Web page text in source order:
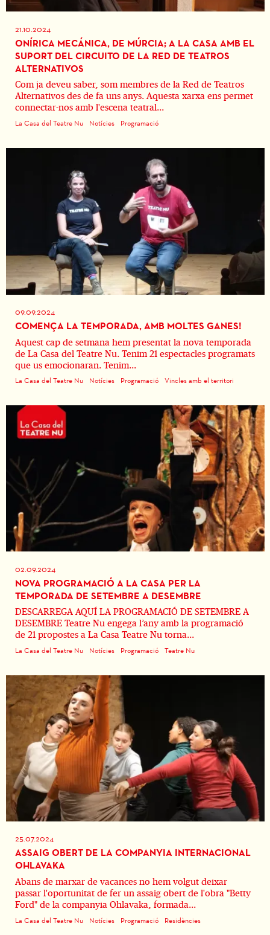
21.10.2024
ONÍRICA MECÁNICA, DE MÚRCIA; A LA CASA AMB EL
SUPORT DEL CIRCUITO DE LA RED DE TEATROS
ALTERNATIVOS
Com ja deveu saber, som membres de la Red de Teatros
Alternativos des de fa uns anys. Aquesta xarxa ens permet
connectar-nos amb l'escena teatral...
La Casa del Teatre Nu Notícies Programació
09.09.2024
COMENÇA LA TEMPORADA, AMB MOLTES GANES!
Aquest cap de setmana hem presentat la nova temporada
de La Casa del Teatre Nu. Tenim 21 espectacles programats
que us emocionaran. Tenim...
La Casa del Teatre Nu Notícies Programació Vincles amb el territori
02.09.2024
NOVA PROGRAMACIÓ A LA CASA PER LA
TEMPORADA DE SETEMBRE A DESEMBRE
DESCARREGA AQUÍ LA PROGRAMACIÓ DE SETEMBRE A
DESEMBRE Teatre Nu engega l’any amb la programació
de 21 propostes a La Casa Teatre Nu torna...
La Casa del Teatre Nu Notícies Programació Teatre Nu
25.07.2024
ASSAIG OBERT DE LA COMPANYIA INTERNACIONAL
OHLAVAKA
Abans de marxar de vacances no hem volgut deixar
passar l'oportunitat de fer un assaig obert de l'obra "Betty
Ford" de la companyia Ohlavaka, formada...
La Casa del Teatre Nu Notícies Programació Residències